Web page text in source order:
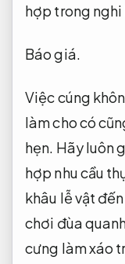
hợp trong nghi
Báo giá.
Việc cúng
làm cho có
hẹn. Hãy luôn
hợp nhu cầu
khâu lễ vật
chơi đùa
cưng làm xáo